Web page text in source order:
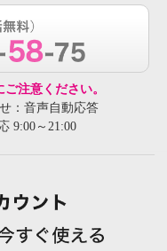
注意ください。
：音声自動応答
9:00～21:00